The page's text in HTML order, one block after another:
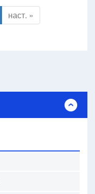
наст. »